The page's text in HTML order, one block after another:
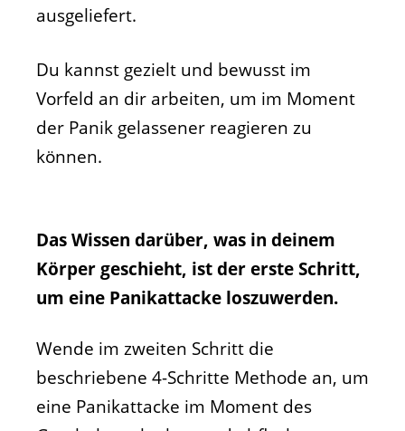
ausgeliefert.
Du kannst gezielt und bewusst im
Vorfeld an dir arbeiten, um im Moment
der Panik gelassener reagieren zu
können.
Das Wissen darüber, was in deinem
Körper geschieht, ist der erste Schritt,
um eine Panikattacke loszuwerden.
Wende im zweiten Schritt die
beschriebene 4-Schritte Methode an, um
eine Panikattacke im Moment des